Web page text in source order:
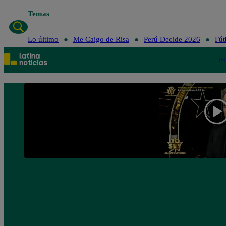
Temas
Lo último Me Caigo de Risa Perú Decide 2026